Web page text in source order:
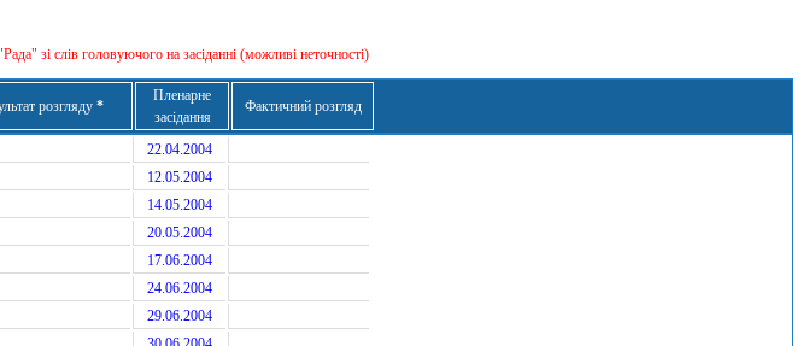
зі слів головуючого на засіданні (можливі неточності)
розгляду *
Пленарне
засідання
Фактичний розгляд
22.04.2004
12.05.2004
14.05.2004
20.05.2004
17.06.2004
24.06.2004
29.06.2004